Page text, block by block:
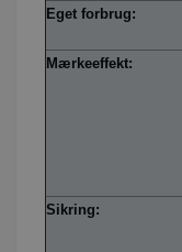
Eget forbrug:
Mærkeeffekt:
Sikring: